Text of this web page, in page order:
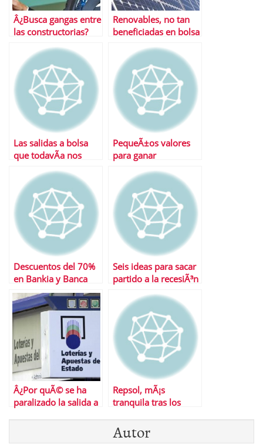
Â¿Busca gangas entre
las constructorias?
Renovables, no tan
beneficiadas en bolsa
como se esperaba
Las salidas a bolsa
que todavÃ­a nos
PequeÃ±os valores
para ganar
Descuentos del 70%
en Bankia y Banca
CÃ­vica para poder
salir a bolsa
Seis ideas para sacar
partido a la recesiÃ³n
Â¿Por quÃ© se ha
paralizado la salida a
Repsol, mÃ¡s
tranquila tras los
Autor